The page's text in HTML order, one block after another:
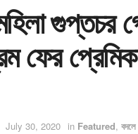
গুপ্তচর
ফের
July 30, 2020 in Featured, বদলে